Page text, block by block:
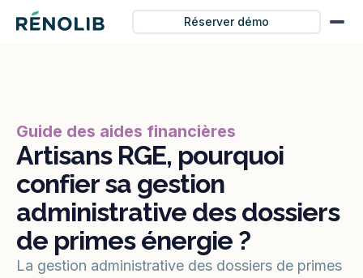
Réserver démo
Guide des aides financières
Artisans RGE, pourquoi
confier sa gestion
administrative des dossiers
de primes énergie ?
La gestion administrative des dossiers de primes